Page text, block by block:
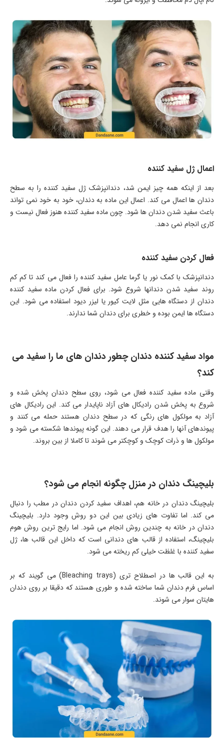
اعمال ژل سفید کننده
بعد از اینکه همه چیز ایمن شد، دندانپزشک ژل سفید کننده را به سطح
دندان ها اعمال می کند. اعمال این ماده به دندان، خود به خود نمی تواند
باعث سفید شدن دندان ها شود. چون ماده سفید کننده هنوز فعال نیست و
کاری انجام نمی دهد.
فعال کردن سفید کننده
دندانپزشک با کمک نور یا گرما عامل سفید کننده را فعال می کند تا کم کم
روند سفید شدن دندانها شروع شود. برای فعال کردن ماده سفید کننده
دندان از دستگاه هایی مثل لایت کیور یا لیزر دیود استفاده می شود. این
دستگاه ها ایمن بوده و خطری برای دندان شما ندارند.
مواد سفید کننده دندان چطور دندان های ما را سفید می
کند؟
وقتی ماده سفید کننده فعال می شود، روی سطح دندان پخش شده و
شروع به پخش شدن رادیکال های آزاد ناپایدار می کند. این رادیکال های
آزاد به مولکول های رنگی که در سطح دندان هستند حمله می کنند و
پیوندهای آنها را هدف قرار می دهند. این گونه پیوندها شکسته می شود و
مولکول ها و ذرات کوچک و کوچکتر می شوند تا کاملا از بین بروند.
بلیچینگ دندان در منزل چگونه انجام می شود؟
بلیچینگ دندان در خانه هم، اهداف سفید کردن دندان در مطب را دنبال
می کند. اما تفاوت های زیادی بین این دو روش وجود دارد. بلیچینگ
دندان در خانه به چندین روش انجام می شود. اما رایج ترین روش هوم
بلیچینگ، استفاده از قالب های دندانی است که داخل این قالب ها، ژل
سفید کننده با غلظت خیلی کم ریخته می شود.
به این قالب ها در اصطلاح تری (Bleaching trays) می گویند که بر
اساس فرم دندان شما ساخته شده و طوری هستند که دقیقا بر روی دندان
هایتان سوار می شوند.